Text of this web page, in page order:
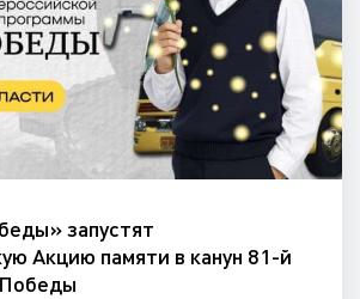
запустят
Акцию памяти в канун 81-й